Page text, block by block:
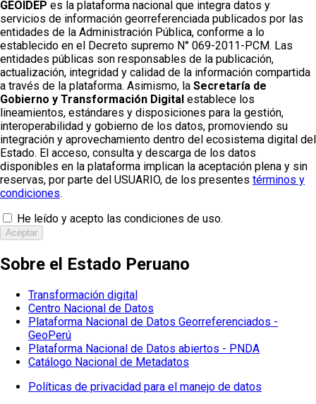
GEOIDEP es la plataforma nacional que integra datos y
servicios de información georreferenciada publicados por las
entidades de la Administración Pública, conforme a lo
establecido en el Decreto supremo N° 069-2011-PCM. Las
entidades públicas son responsables de la publicación,
actualización, integridad y calidad de la información compartida
a través de la plataforma. Asimismo, la Secretaría de
Gobierno y Transformación Digital establece los
lineamientos, estándares y disposiciones para la gestión,
interoperabilidad y gobierno de los datos, promoviendo su
integración y aprovechamiento dentro del ecosistema digital del
Estado. El acceso, consulta y descarga de los datos
disponibles en la plataforma implican la aceptación plena y sin
reservas, por parte del USUARIO, de los presentes términos y
condiciones.
He leído y acepto las condiciones de uso.
Aceptar
Sobre el Estado Peruano
Transformación digital
Centro Nacional de Datos
Plataforma Nacional de Datos Georreferenciados -
GeoPerú
Plataforma Nacional de Datos abiertos - PNDA
Catálogo Nacional de Metadatos
Políticas de privacidad para el manejo de datos